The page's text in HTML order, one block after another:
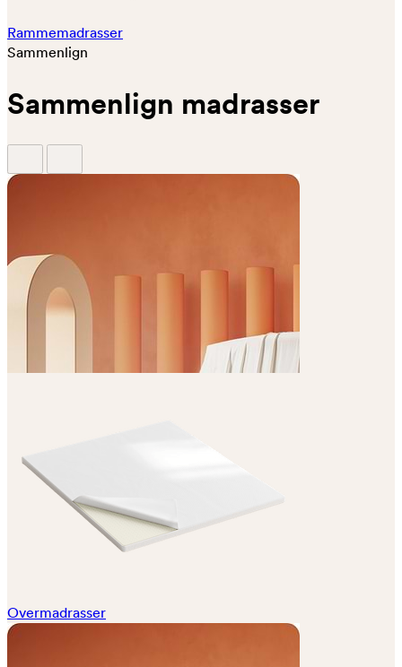
Rammemadrasser
Sammenlign
Sammenlign madrasser
Overmadrasser